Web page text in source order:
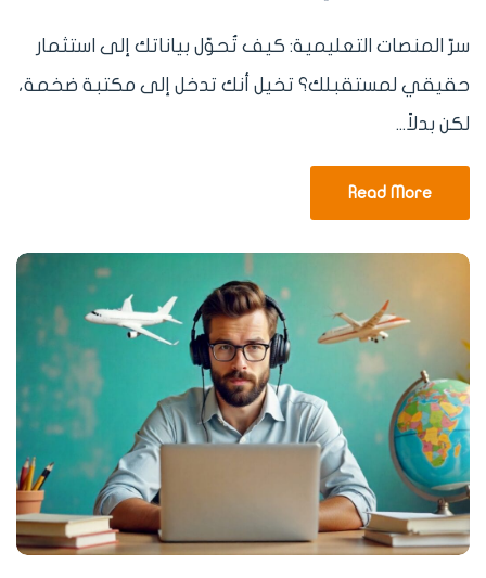
سرّ المنصات التعليمية: كيف تُحوّل بياناتك إلى استثمار
حقيقي لمستقبلك؟ تخيل أنك تدخل إلى مكتبة ضخمة،
لكن بدلاً...
Read More